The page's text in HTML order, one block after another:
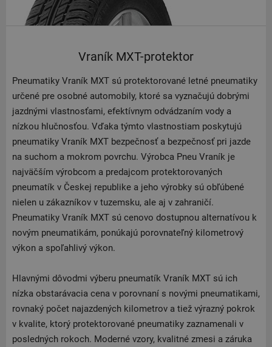
Vraník MXT-protektor
Pneumatiky Vraník MXT sú protektorované letné pneumatiky
určené pre osobné automobily, ktoré sa vyznačujú dobrými
jazdnými vlastnosťami, efektívnym odvádzaním vody a
nízkou hlučnosťou. Vďaka týmto vlastnostiam poskytujú
pneumatiky Vraník MXT bezpečnosť a bezpečnosť pri jazde
na suchom a mokrom povrchu. Výrobca Pneu Vraník je
najväčším výrobcom a predajcom protektorovaných
pneumatík v Českej republike a jeho výrobky sú obľúbené
nielen u zákazníkov v tuzemsku, ale aj v zahraničí.
Pneumatiky Vraník MXT sú cenovo dostupnou alternatívou k
novým pneumatikám, ponúkajú porovnateľný kilometrový
výkon a spoľahlivý výkon.
Hlavnými dôvodmi výberu pneumatík Vraník MXT sú ich
nízka obstarávacia cena v porovnaní s novými pneumatikami,
rovnaký počet najazdených kilometrov a tiež výrazný pokrok
v kvalite, ktorý protektorované pneumatiky zaznamenali v
posledných rokoch. Moderné vzory, kvalitné zmesi a záruka